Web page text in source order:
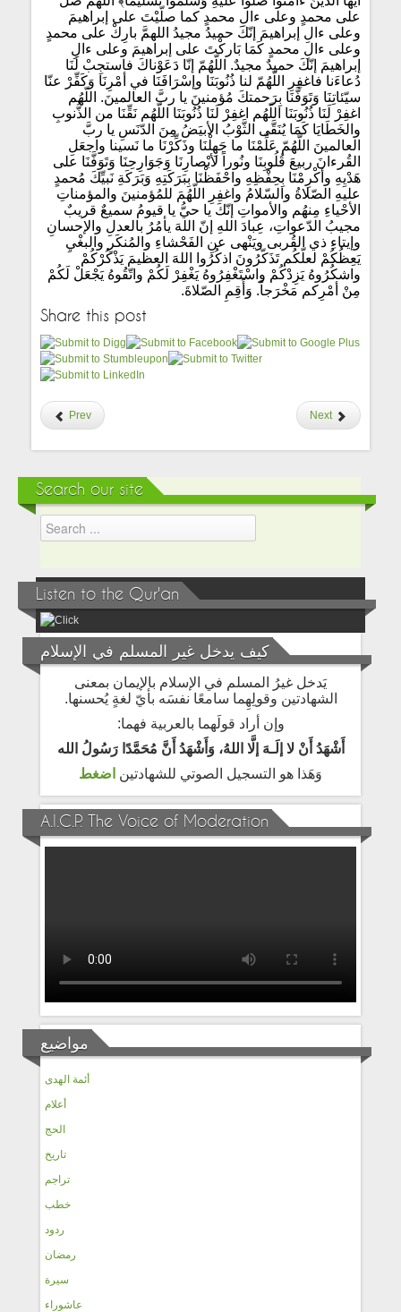
على محمدٍ وعلى ءالِ محمدٍ كما صلّيْتَ على إبراهيمَ
وعلى ءالِ إبراهيمَ إنّكَ حميدُ مجيدُ اللهمَّ بارِكْ على محمدٍ
وعلى ءالِ محمدٍ كَمَا بَاركْتَ على إبراهيمَ وعلى ءالِ
إبراهيمَ إنّكَ حميدٌ مجيدٌ. اللّهُمّ إنّا دَعَوْناكَ فاستجِبْ لَنَا
دُعاءَنا فاغفِرِ اللّهُمّ لنا ذُنُوبَنَا وإسْرَافَنَا في أمْرِنَا وَكَفِّرْ عنّا
سيّئاتِنَا وَتَوَفَّنَا بِرَحمتكَ مُؤمنينَ يا ربَّ العالمينَ. اللّهُم
اغفِرْ لَنَا ذُنُوبَنَا اللّهُم اغفِرْ لَنَا ذُنُوبَنَا اللّهُم نَقِّنَا من الذُّنوبِ
والخَطَايَا كَمَا يُنَقَّى الثَّوْبُ الأبيَضُ مِنَ الدّنَسِ يا ربَّ
العالمينَ اللّهُمّ عَلِّمْنَا ما جَهِلْنَا وذَكِّرْنَا ما نَسينا واجعَلِ
القُرءانَ ربيعَ قُلُوبِنَا ونُوراً لأبْصارِنَا وَجَوَارِحِنَا وَتَوَفَّنَا على
هَدْيِهِ وأكْرِمْنَا بِحِفْظِهِ واحْفَظْنَا بِبَرَكَتِهِ وَبَرَكَةِ نَبيِّكَ مُحمدٍ
عليهِ الصّلاةُ والسّلامُ واغفِرِ اللّهُمَ للمُؤمنينَ والمؤمناتِ
الأحْياءِ مِنهُم والأمواتِ إنّكَ يا حيُّ يا قيومُ سميعٌ قريبٌ
مجيبُ الدّعواتِ، عِبادَ اللهِ إنّ اللهَ يأمُرُ بالعدلِ والإحسانِ
وإيتاءِ ذي القُربى ويَنْهى عنِ الفَحْشاءِ والمُنكَرِ والبغْيِ
يَعِظُكُمْ لعلّكُم تَذَكّرُونَ اذكُرُوا اللهَ العظيمَ يَذْكُرْكُمْ
واشكُرُوهُ يَزِدْكُمْ واسْتَغْفِرُوهُ يَغْفِرْ لَكُمْ واتّقُوهُ يَجْعَلْ لَكُمْ
مِنْ أمْرِكم مَخْرَجاً. وَأَقِمِ الصّلاةَ.
Share this post
Prev Next
Search our site
Listen to the Qur'an
كيف يدخل غير المسلم في الإسلام
يَدخل غيرُ المسلم في الإسلام بالإيمان بمعنى
الشهادتين وقولِهِما سامعًا نفسَه بأيّ لغةٍ يُحسنها.
وإن أراد قولَهما بالعربية فهما:
أَشْهَدُ أَنْ لا إلَـهَ إلَّا اللهُ، وَأَشْهَدُ أَنَّ مُحَمَّدًا رَسُولُ الله
وَهَذا هو التسجيل الصوتي للشهادتين اضغط
A.I.C.P. The Voice of Moderation
مواضيع
أئمة الهدى
أعلام
الحج
تاريخ
تراجم
خطب
ردود
رمضان
سيرة
عاشوراء